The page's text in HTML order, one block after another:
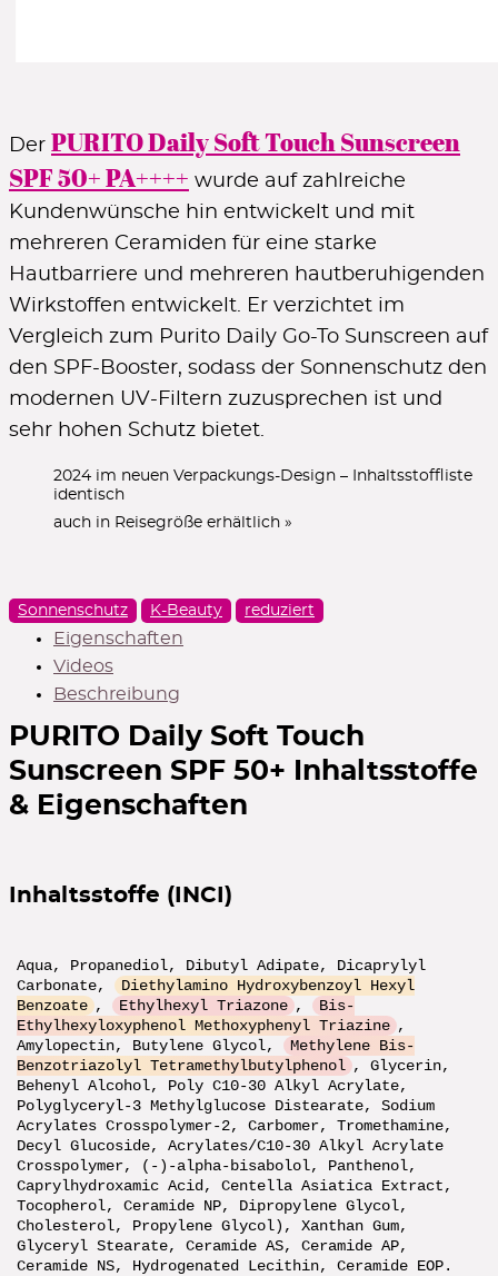
20% Rabatt
für Neukunden
NEW20 Code zeigen
im 1. Newsletter
5€ Rabatt
10% Rabatt
im 1. Newsletter
ZUR ANMELDUNG
für Neukunden ab 30€ Bestellwert
21% Rabatt
im 1. Newsletter
ZUR ANMELDUNG
10% Rabatt
ab $60 Bestellwert
GOLD60 Code zeigen
Der PURITO Daily Soft Touch Sunscreen
SPF 50+ PA++++ wurde auf zahlreiche
Kundenwünsche hin entwickelt und mit
mehreren Ceramiden für eine starke
Hautbarriere und mehreren hautberuhigenden
Wirkstoffen entwickelt. Er verzichtet im
Vergleich zum Purito Daily Go-To Sunscreen auf
den SPF-Booster, sodass der Sonnenschutz den
modernen UV-Filtern zuzusprechen ist und
sehr hohen Schutz bietet.
2024 im neuen Verpackungs-Design – Inhaltsstoffliste
identisch
auch in Reisegröße erhältlich »
Sonnenschutz K-Beauty reduziert
Eigenschaften
Videos
Beschreibung
PURITO Daily Soft Touch
Sunscreen SPF 50+ Inhaltsstoffe
& Eigenschaften
Inhaltsstoffe (INCI)
Aqua, Propanediol, Dibutyl Adipate, Dicaprylyl
Carbonate, Diethylamino Hydroxybenzoyl Hexyl
Benzoate , Ethylhexyl Triazone , Bis-
Ethylhexyloxyphenol Methoxyphenyl Triazine ,
Amylopectin, Butylene Glycol, Methylene Bis-
Benzotriazolyl Tetramethylbutylphenol , Glycerin,
Behenyl Alcohol, Poly C10-30 Alkyl Acrylate,
Polyglyceryl-3 Methylglucose Distearate, Sodium
Acrylates Crosspolymer-2, Carbomer, Tromethamine,
Decyl Glucoside, Acrylates/C10-30 Alkyl Acrylate
Crosspolymer, (-)-alpha-bisabolol, Panthenol,
Caprylhydroxamic Acid, Centella Asiatica Extract,
Tocopherol, Ceramide NP, Dipropylene Glycol,
Cholesterol, Propylene Glycol), Xanthan Gum,
Glyceryl Stearate, Ceramide AS, Ceramide AP,
Ceramide NS, Hydrogenated Lecithin, Ceramide EOP.